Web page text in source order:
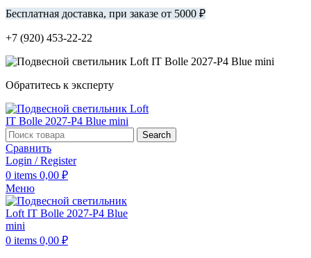
Бесплатная доставка, при заказе от 5000 ₽
+7 (920) 453-22-22
Обратитесь к эксперту
Search
Сравнить
Login / Register
0 items 0,00 ₽
Меню
0 items 0,00 ₽